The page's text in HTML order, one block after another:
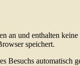
an und enthalten
speichert.
Besuchs